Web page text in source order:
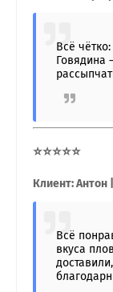
Всё
Говядина
⭐⭐⭐⭐⭐
Клиент: Антон
Всё
вкуса